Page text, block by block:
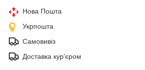
Нова Пошта
Укрпошта
Самовивіз
Доставка кур'єром